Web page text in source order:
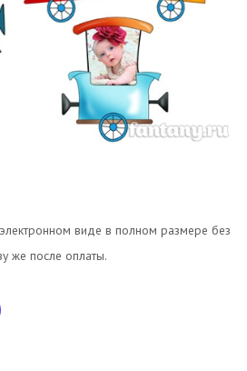
виде в полном размере без
же после оплаты.